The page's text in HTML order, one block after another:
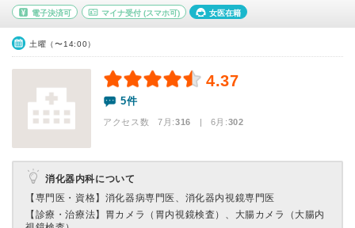
電子決済可 マイナ受付(スマホ可) 女医在籍
土曜（〜14:00）
4.37
5件
アクセス数 7月:316 | 6月:302
消化器内科について
【専門医・資格】 消化器病専門医、消化器内視鏡専門医
【診療・治療法】 胃カメラ（胃内視鏡検査）、大腸カメラ（大腸内